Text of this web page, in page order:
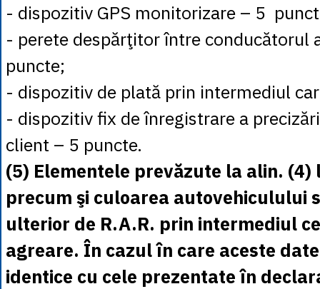
- dispozitiv GPS monitorizare – 5
- perete despărţitor între conducătorul
puncte;
- dispozitiv de plată prin intermediul
- dispozitiv fix de înregistrare a
client – 5 puncte.
(5) Elementele prevăzute la alin. (4)
precum şi culoarea autovehiculului
ulterior de R.A.R. prin intermediul
agreare. În cazul în care aceste
identice cu cele prezentate în